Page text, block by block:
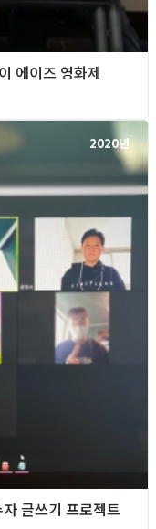
에이즈 영화제
2020년
글쓰기 프로젝트